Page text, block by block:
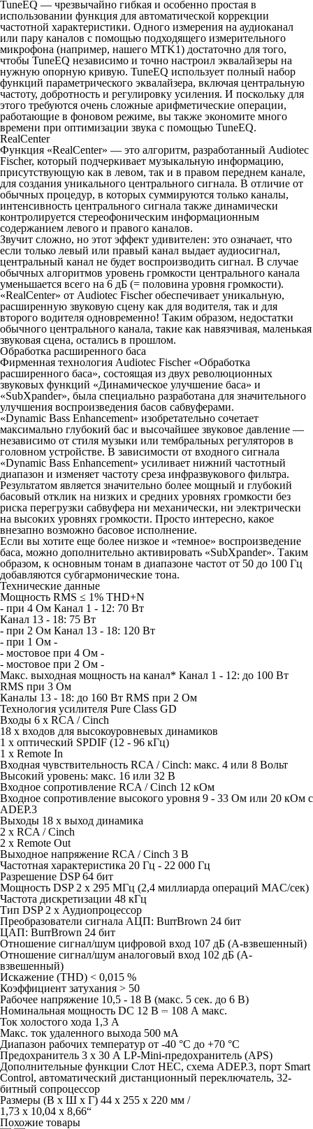
TuneEQ — чрезвычайно гибкая и особенно простая в
использовании функция для автоматической коррекции
частотной характеристики. Одного измерения на аудиоканал
или пару каналов с помощью подходящего измерительного
микрофона (например, нашего MTK1) достаточно для того,
чтобы TuneEQ независимо и точно настроил эквалайзеры на
нужную опорную кривую. TuneEQ использует полный набор
функций параметрического эквалайзера, включая центральную
частоту, добротность и регулировку усиления. И поскольку для
этого требуются очень сложные арифметические операции,
работающие в фоновом режиме, вы также экономите много
времени при оптимизации звука с помощью TuneEQ.
RealCenter
Функция «RealCenter» — это алгоритм, разработанный Audiotec
Fischer, который подчеркивает музыкальную информацию,
присутствующую как в левом, так и в правом переднем канале,
для создания уникального центрального сигнала. В отличие от
обычных процедур, в которых суммируются только каналы,
интенсивность центрального сигнала также динамически
контролируется стереофоническим информационным
содержанием левого и правого каналов.
Звучит сложно, но этот эффект удивителен: это означает, что
если только левый или правый канал выдает аудиосигнал,
центральный канал не будет воспроизводить сигнал. В случае
обычных алгоритмов уровень громкости центрального канала
уменьшается всего на 6 дБ (= половина уровня громкости).
«RealCenter» от Audiotec Fischer обеспечивает уникальную,
расширенную звуковую сцену как для водителя, так и для
второго водителя одновременно! Таким образом, недостатки
обычного центрального канала, такие как навязчивая, маленькая
звуковая сцена, остались в прошлом.
Обработка расширенного баса
Фирменная технология Audiotec Fischer «Обработка
расширенного баса», состоящая из двух революционных
звуковых функций «Динамическое улучшение баса» и
«SubXpander», была специально разработана для значительного
улучшения воспроизведения басов сабвуферами.
«Dynamic Bass Enhancement» изобретательно сочетает
максимально глубокий бас и высочайшее звуковое давление —
независимо от стиля музыки или тембральных регуляторов в
головном устройстве. В зависимости от входного сигнала
«Dynamic Bass Enhancement» усиливает нижний частотный
диапазон и изменяет частоту среза инфразвукового фильтра.
Результатом является значительно более мощный и глубокий
басовый отклик на низких и средних уровнях громкости без
риска перегрузки сабвуфера ни механически, ни электрически
на высоких уровнях громкости. Просто интересно, какое
внезапно возможно басовое исполнение.
Если вы хотите еще более низкое и «темное» воспроизведение
баса, можно дополнительно активировать «SubXpander». Таким
образом, к основным тонам в диапазоне частот от 50 до 100 Гц
добавляются субгармонические тона.
Технические данные
Мощность RMS ≤ 1% THD+N
- при 4 Ом Канал 1 - 12: 70 Вт
Канал 13 - 18: 75 Вт
- при 2 Ом Канал 13 - 18: 120 Вт
- при 1 Ом -
- мостовое при 4 Ом -
- мостовое при 2 Ом -
Макс. выходная мощность на канал* Канал 1 - 12: до 100 Вт
RMS при 3 Ом
Каналы 13 - 18: до 160 Вт RMS при 2 Ом
Технология усилителя Pure Class GD
Входы 6 x RCA / Cinch
18 x входов для высокоуровневых динамиков
1 x оптический SPDIF (12 - 96 кГц)
1 x Remote In
Входная чувствительность RCA / Cinch: макс. 4 или 8 Вольт
Высокий уровень: макс. 16 или 32 В
Входное сопротивление RCA / Cinch 12 кОм
Входное сопротивление высокого уровня 9 - 33 Ом или 20 кОм с
ADEP.3
Выходы 18 x выход динамика
2 x RCA / Cinch
2 x Remote Out
Выходное напряжение RCA / Cinch 3 В
Частотная характеристика 20 Гц - 22 000 Гц
Разрешение DSP 64 бит
Мощность DSP 2 x 295 МГц (2,4 миллиарда операций MAC/сек)
Частота дискретизации 48 кГц
Тип DSP 2 x Аудиопроцессор
Преобразователи сигнала АЦП: BurrBrown 24 бит
ЦАП: BurrBrown 24 бит
Отношение сигнал/шум цифровой вход 107 дБ (A-взвешенный)
Отношение сигнал/шум аналоговый вход 102 дБ (A-
взвешенный)
Искажение (THD) < 0,015 %
Коэффициент затухания > 50
Рабочее напряжение 10,5 - 18 В (макс. 5 сек. до 6 В)
Номинальная мощность DC 12 В ⎓ 108 А макс.
Ток холостого хода 1,3 А
Макс. ток удаленного выхода 500 мА
Диапазон рабочих температур от -40 °C до +70 °C
Предохранитель 3 x 30 А LP-Mini-предохранитель (APS)
Дополнительные функции Слот HEC, схема ADEP.3, порт Smart
Control, автоматический дистанционный переключатель, 32-
битный сопроцессор
Размеры (В x Ш x Г) 44 x 255 x 220 мм /
1,73 x 10,04 x 8,66“
Похожие товары